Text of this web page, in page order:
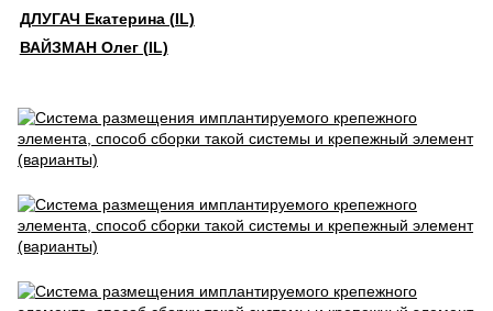
ДЛУГАЧ Екатерина (IL)
ВАЙЗМАН Олег (IL)